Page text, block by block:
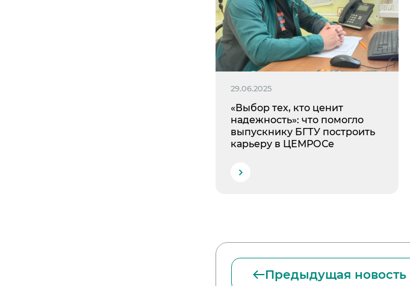
29.06.2025
«Выбор тех, кто ценит
надежность»: что помогло
выпускнику БГТУ построить
карьеру в ЦЕМРОСе
Предыдущая новость